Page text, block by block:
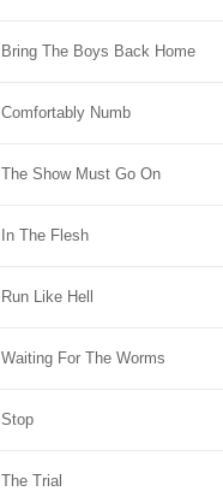
Bring The Boys Back Home
Comfortably Numb
The Show Must Go On
In The Flesh
Run Like Hell
Waiting For The Worms
Stop
The Trial